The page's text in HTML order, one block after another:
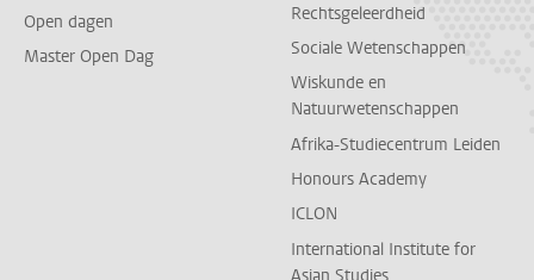
Open dagen
Master Open Dag
Rechtsgeleerdheid
Sociale Wetenschappen
Wiskunde en
Natuurwetenschappen
Afrika-Studiecentrum Leiden
Honours Academy
ICLON
International Institute for
Asian Studies